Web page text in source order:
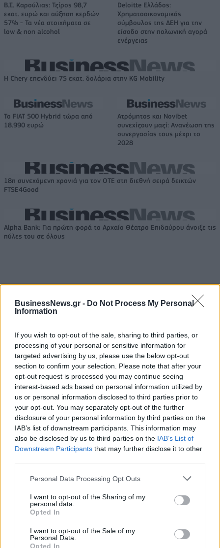
BusinessNews.gr - Do Not Process My Personal
Information
If you wish to opt-out of the sale, sharing to third parties, or
processing of your personal or sensitive information for
targeted advertising by us, please use the below opt-out
section to confirm your selection. Please note that after your
opt-out request is processed you may continue seeing
interest-based ads based on personal information utilized by
us or personal information disclosed to third parties prior to
your opt-out. You may separately opt-out of the further
disclosure of your personal information by third parties on the
IAB’s list of downstream participants. This information may
also be disclosed by us to third parties on the IAB’s List of
Downstream Participants that may further disclose it to other
Personal Data Processing Opt Outs
I want to opt-out of the Sharing of my
personal data.
Opted In
I want to opt-out of the Sale of my
Personal Data.
Opted In
Β.Σ. Καρούλιας: Τζίρος 98,7
εκατ. ευρώ και αύξηση κερδών
57% - Τα νέα στοιχήματα σε
low & non alcohol
Deloitte Ελλάδος:
Χρηματοοικονομικός
σύμβουλος της ΔΕΗ για την
είσοδο στην πολωνική αγορά
ενέργειας
Η Chery επενδύει 75 εκατ. δολάρια στην KG Mobility
Το FIAT 500 Hybrid τώρα από
18.990 ευρώ
Ατρόμητος και Novibet
συνεχίζουν μαζί: Ανανέωση της
συνεργασίας τους μέχρι το
2028
18η συνεχόμενη χρονιά για τον ΟΤΕ στη διεθνή σειρά δεικτών
FTSE4Good
Alpha Bank: Για πρώτη φορά το Αρχαίο Θέατρο Επιδαύρου άνοιξε τις
πύλες του σε όλους
ΠΕΡΙΣΣΌΤΕΡΑ ΣΕ ΑΥΤΉ ΤΗΝ ΚΑΤΗΓΟΡΊΑ
Βενέτης: Αυξημένες
πωλήσεις και κερδοφορία
24/09/2019 - 10:50
Thomas Cook: Αναχωρούν
με άλλες πτήσεις από την
Κρήτη οι τουρίστες
24/09/2019 - 11:12